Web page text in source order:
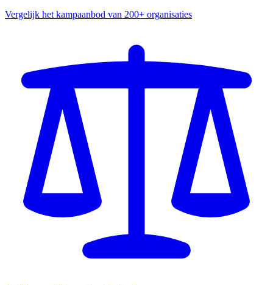
Vergelijk het kampaanbod van 200+ organisaties